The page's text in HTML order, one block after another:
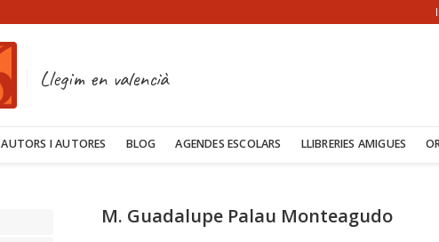
Llegim en valencià
AUTORS I AUTORES BLOG AGENDES ESCOLARS LLIBRERIES AMIGUES
M. Guadalupe Palau Monteagudo